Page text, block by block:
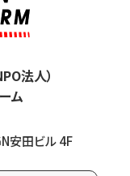
法人）
ム
安田ビル 4F